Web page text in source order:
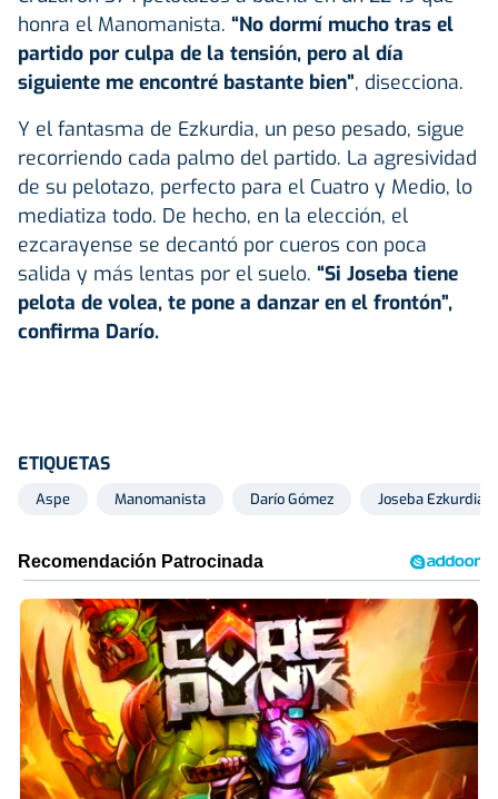
honra el Manomanista. “No dormí mucho tras el
partido por culpa de la tensión, pero al día
siguiente me encontré bastante bien”, disecciona.
Y el fantasma de Ezkurdia, un peso pesado, sigue
recorriendo cada palmo del partido. La agresividad
de su pelotazo, perfecto para el Cuatro y Medio, lo
mediatiza todo. De hecho, en la elección, el
ezcarayense se decantó por cueros con poca
salida y más lentas por el suelo. “Si Joseba tiene
pelota de volea, te pone a danzar en el frontón”,
confirma Darío.
ETIQUETAS
Aspe Manomanista Darío Gómez Joseba Ezkurdia